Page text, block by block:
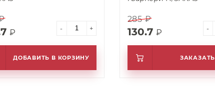
₽ - +
ДОБАВИТЬ В КОРЗИНУ
285 ₽
130.7 ₽ -
ЗАКАЗАТЬ